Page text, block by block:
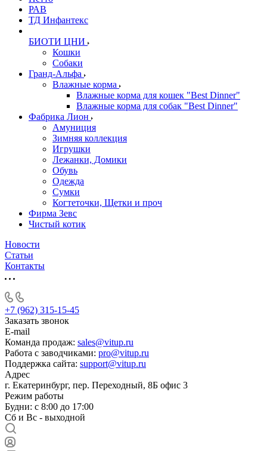
РАВ
ТД Инфантекс
БИОТИ ЦНИ
Кошки
Собаки
Гранд-Альфа
Влажные корма
Влажные корма для кошек "Best Dinner"
Влажные корма для собак "Best Dinner"
Фабрика Лион
Амуниция
Зимняя коллекция
Игрушки
Лежанки, Домики
Обувь
Одежда
Сумки
Когтеточки, Щетки и проч
Фирма Зевс
Чистый котик
Новости
Статьи
Контакты
+7 (962) 315-15-45
Заказать звонок
E-mail
Команда продаж: sales@vitup.ru
Работа с заводчиками: pro@vitup.ru
Поддержка сайта: support@vitup.ru
Адрес
г. Екатеринбург, пер. Переходный, 8Б офис 3
Режим работы
Будни: с 8:00 до 17:00
Сб и Вс - выходной